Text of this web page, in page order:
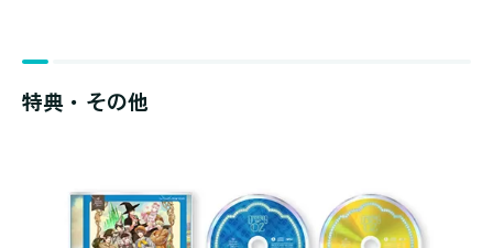
特典・その他